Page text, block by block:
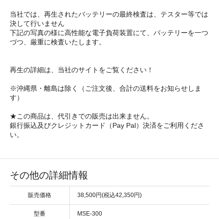
当社では、再生されたバッテリーの最終検査は、テスター等では
決して行いません
下記の写真の様に高性能な電子負荷装置にて、バッテリーを一つ
づつ、厳重に検査いたします。
再生の詳細は、当社のサイトをご覧ください！
※沖縄県・離島は除く（ご注文後、合計の送料をお知らせしま
す）
★この商品は、代引きでの販売は出来ません。
銀行振込及びクレジットカード（Pay Pal）決済をご利用くださ
い。
その他の詳細情報
販売価格 38,500円(税込42,350円)
型番 MSE-300